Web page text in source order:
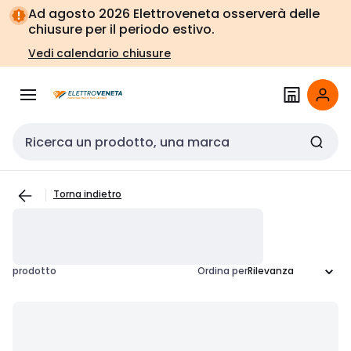
Vai alla
navigazione
Vai
alla
pagina
Ad agosto 2026 Elettroveneta osserverà delle
chiusure per il periodo estivo.
Vedi calendario chiusure
Cerca input
Torna indietro
prodotto Ordina per